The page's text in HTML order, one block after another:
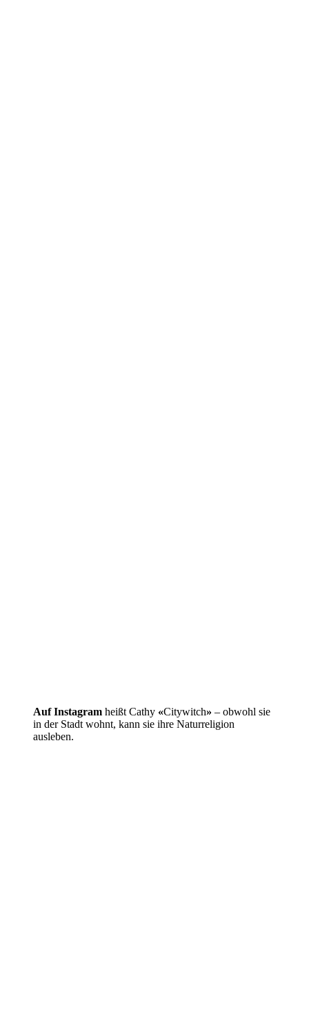
Auf Instagram heißt Cathy «Citywitch» – obwohl sie
in der Stadt wohnt, kann sie ihre Naturreligion
ausleben.